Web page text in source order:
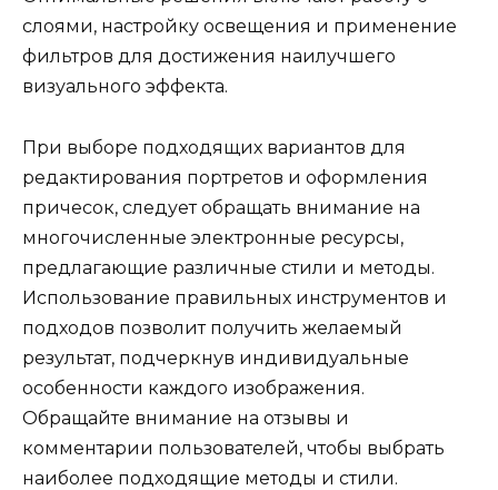
слоями, настройку освещения и применение
фильтров для достижения наилучшего
визуального эффекта.
При выборе подходящих вариантов для
редактирования портретов и оформления
причесок, следует обращать внимание на
многочисленные электронные ресурсы,
предлагающие различные стили и методы.
Использование правильных инструментов и
подходов позволит получить желаемый
результат, подчеркнув индивидуальные
особенности каждого изображения.
Обращайте внимание на отзывы и
комментарии пользователей, чтобы выбрать
наиболее подходящие методы и стили.